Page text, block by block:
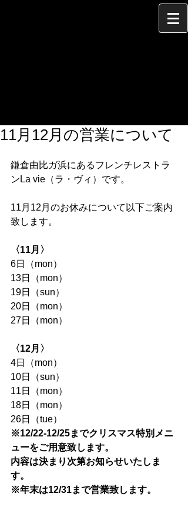
11月12月の営業について
鎌倉由比ガ浜にあるフレンチレストラ
ンLa vie（ラ・ヴィ）です。
11月12月のお休みについて以下ご案内
致します。
〈11月〉
6日（mon）
13日（mon）
19日（sun）
20日（mon）
27日（mon）
〈12月〉
4日（mon）
10日（sun）
11日（mon）
18日（mon）
26日（tue）
※12/22-12/25までクリスマス特別メニ
ューをご用意致します。
内容は決まり次第お知らせいたしま
す。
※年末は12/31まで営業致します。